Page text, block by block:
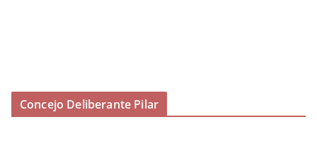
Concejo Deliberante Pilar